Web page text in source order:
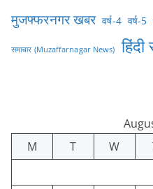
मुजफ्फरनगर खबर वर्ष-4 वर्ष-5
समाचार (Muzaffarnagar News) हिंदी
M
T W